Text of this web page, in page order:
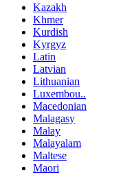
Kazakh
Khmer
Kurdish
Kyrgyz
Latin
Latvian
Lithuanian
Luxembou..
Macedonian
Malagasy
Malay
Malayalam
Maltese
Maori